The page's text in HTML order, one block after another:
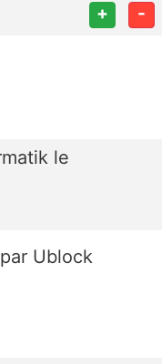
+ -
le
Ublock